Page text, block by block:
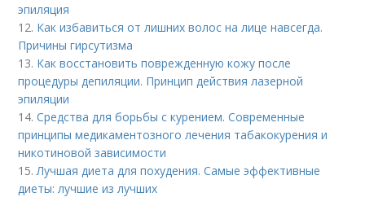
эпиляция
12. Как избавиться от лишних волос на лице навсегда.
Причины гирсутизма
13. Как восстановить поврежденную кожу после
процедуры депиляции. Принцип действия лазерной
эпиляции
14.Средства для борьбы с курением. Современные
принципы медикаментозного лечения табакокурения и
никотиновой зависимости
15.Лучшая диета для похудения. Самые эффективные
диеты: лучшие из лучших